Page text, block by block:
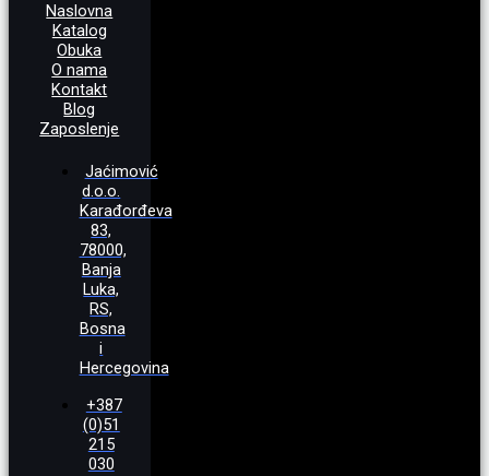
Naslovna
Katalog
Obuka
O nama
Kontakt
Blog
Zaposlenje
Jaćimović
d.o.o.
Karađorđeva
83,
78000,
Banja
Luka,
RS,
Bosna
i
Hercegovina
+387
(0)51
215
030